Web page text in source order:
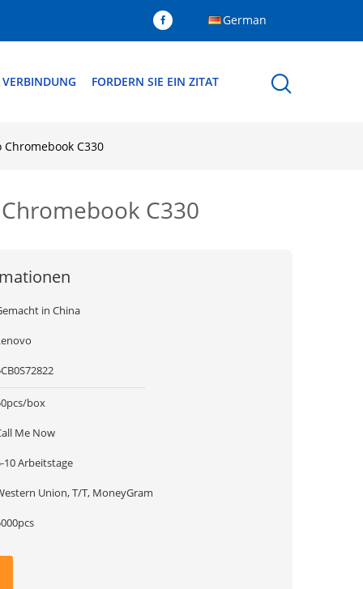
German
FORDERN SIE EIN ZITAT
C330
C330
in China
box
Me Now
10 Arbeitstage
Union, T/T, MoneyGram